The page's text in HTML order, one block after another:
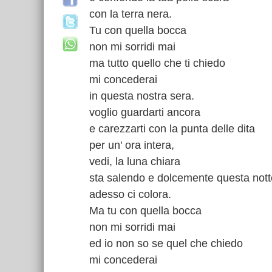
con la terra nera.
Tu con quella bocca
non mi sorridi mai
ma tutto quello che ti chiedo
mi concederai
in questa nostra sera.
voglio guardarti ancora
e carezzarti con la punta delle dita
per un' ora intera,
vedi, la luna chiara
sta salendo e dolcemente questa
adesso ci colora.
Ma tu con quella bocca
non mi sorridi mai
ed io non so se quel che chiedo
mi concederai